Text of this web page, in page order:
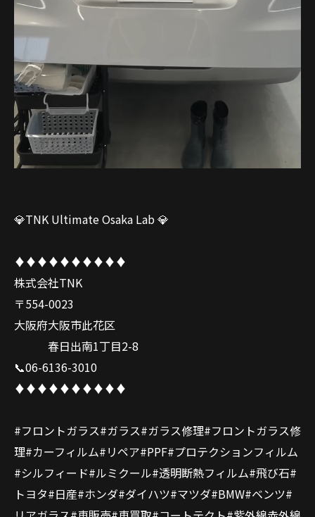
💎TNK Ultimate Osaka Lab 💎
♦️♦️♦️♦️♦️♦️♦️♦️♦️♦️
株式会社TNK
〒554-0023
大阪府大阪市此花区
春日出南1丁目2-8
📞06-6136-3010
♦️♦️♦️♦️♦️♦️♦️♦️♦️♦️
#フロントガラス#ガラス#ガラス修理#フロントガラス修
理#カーフィルム#リペア#PPF#プロテクションフィルム
#シルフィード#ルミクール#透明断熱フィルム#飛び石#
トヨタ#日産#ホンダ#ダイハツ#マツダ#BMW#ベンツ#